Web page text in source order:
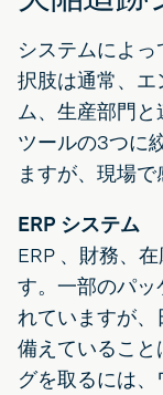
システムによ
択肢は通常、
ム、生産部門
ツールの3つに
ますが、現場で
ERP システム
ERP 、財務、
す。一部のパッ
れていますが、
備えていること
グを取るには